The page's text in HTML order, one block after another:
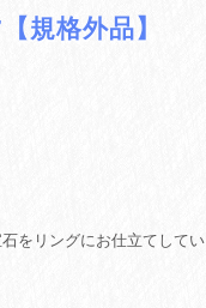
格外品】
をリングにお仕立てしてい